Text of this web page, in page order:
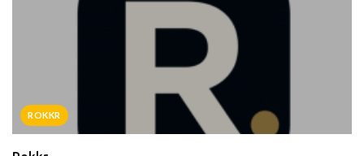
ROKKR